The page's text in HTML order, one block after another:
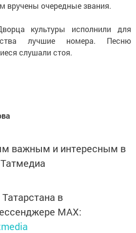
вручены очередные звания.
культуры исполнили для
лучшие номера. Песню
слушали стоя.
важным и интересным в
Татмедиа
в
MАХ: